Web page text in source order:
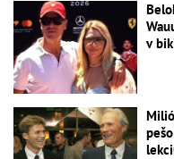
v